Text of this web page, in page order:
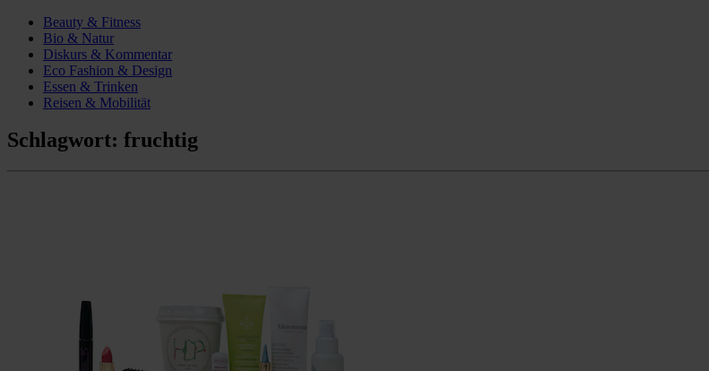
Beauty & Fitness
Bio & Natur
Diskurs & Kommentar
Eco Fashion & Design
Essen & Trinken
Reisen & Mobilität
Schlagwort: fruchtig